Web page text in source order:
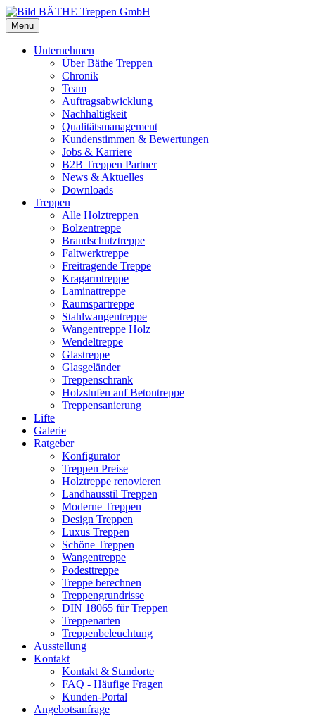
Menu
Unternehmen
Über Bäthe Treppen
Chronik
Team
Auftragsabwicklung
Nachhaltigkeit
Qualitätsmanagement
Kundenstimmen & Bewertungen
Jobs & Karriere
B2B Treppen Partner
News & Aktuelles
Downloads
Treppen
Alle Holztreppen
Bolzentreppe
Brandschutztreppe
Faltwerktreppe
Freitragende Treppe
Kragarmtreppe
Laminattreppe
Raumspartreppe
Stahlwangentreppe
Wangentreppe Holz
Wendeltreppe
Glastreppe
Glasgeländer
Treppenschrank
Holzstufen auf Betontreppe
Treppensanierung
Lifte
Galerie
Ratgeber
Konfigurator
Treppen Preise
Holztreppe renovieren
Landhausstil Treppen
Moderne Treppen
Design Treppen
Luxus Treppen
Schöne Treppen
Wangentreppe
Podesttreppe
Treppe berechnen
Treppengrundrisse
DIN 18065 für Treppen
Treppenarten
Treppenbeleuchtung
Ausstellung
Kontakt
Kontakt & Standorte
FAQ - Häufige Fragen
Kunden-Portal
Angebotsanfrage